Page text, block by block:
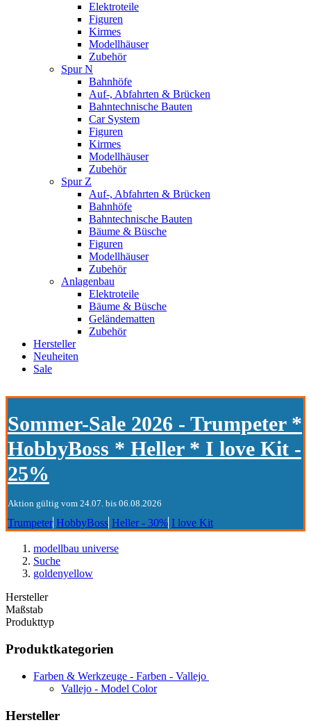
Elektroteile
Figuren
Kirmes
Modellhäuser
Zubehör
Spur N
Bahnhöfe
Auf-, Abfahrten & Brücken
Bahntechnische Bauten
Car System
Figuren
Kirmes
Modellhäuser
Zubehör
Spur Z
Auf-, Abfahrten & Brücken
Bahnhöfe
Bahntechnische Bauten
Bäume & Büsche
Figuren
Modellhäuser
Zubehör
Anlagenbau
Elektroteile
Bäume & Büsche
Geländematten
Zubehör
Hersteller
Neuheiten
Sale
Sommer-Sale 2026 - Trumpeter *
HobbyBoss * Heller * I love Kit -
25%
Aktion gültig vom 24.07. bis 06.08.2026
Trumpeter HobbyBoss Heller - 30% I love Kit
modellbau universe
Suche
goldenyellow
Hersteller
Maßstab
Produkttyp
Produktkategorien
Farben & Werkzeuge - Farben - Vallejo
Vallejo - Model Color
Hersteller